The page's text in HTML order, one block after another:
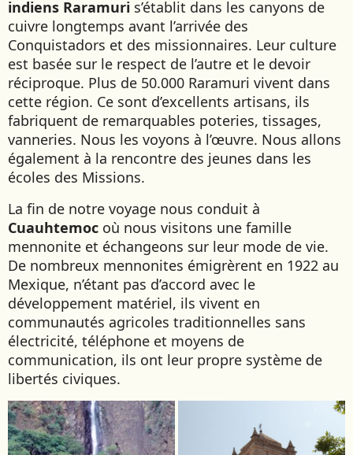
indiens Raramuri s’établit dans les canyons de
cuivre longtemps avant l’arrivée des
Conquistadors et des missionnaires. Leur culture
est basée sur le respect de l’autre et le devoir
réciproque. Plus de 50.000 Raramuri vivent dans
cette région. Ce sont d’excellents artisans, ils
fabriquent de remarquables poteries, tissages,
vanneries. Nous les voyons à l’œuvre. Nous allons
également à la rencontre des jeunes dans les
écoles des Missions.
La fin de notre voyage nous conduit à
Cuauhtemoc où nous visitons une famille
mennonite et échangeons sur leur mode de vie.
De nombreux mennonites émigrèrent en 1922 au
Mexique, n’étant pas d’accord avec le
développement matériel, ils vivent en
communautés agricoles traditionnelles sans
électricité, téléphone et moyens de
communication, ils ont leur propre système de
libertés civiques.